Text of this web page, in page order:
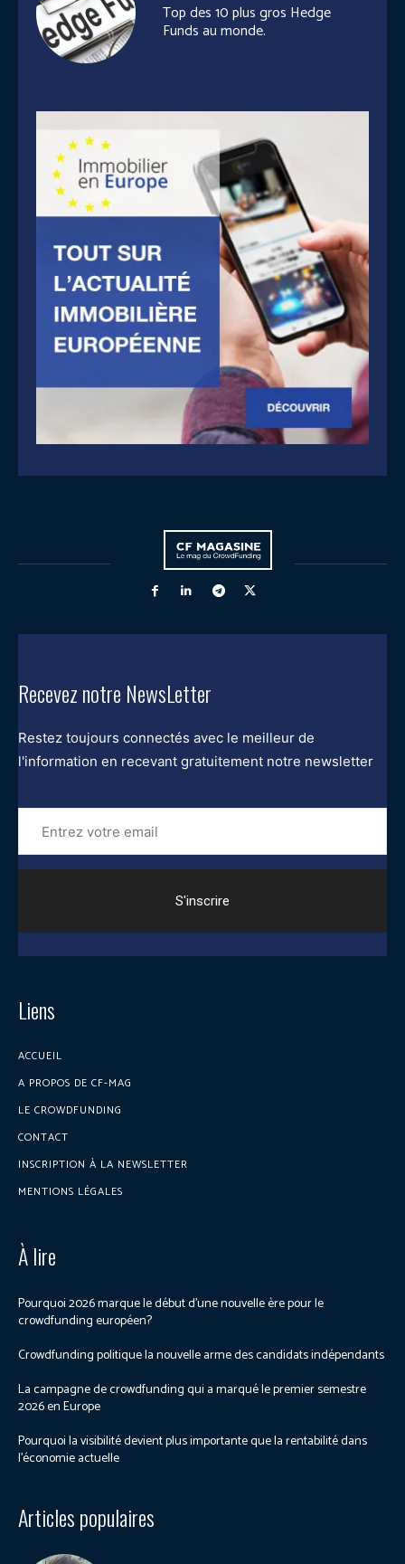
Top des 10 plus gros Hedge
Funds au monde.
Recevez notre NewsLetter
Restez toujours connectés avec le meilleur de
l'information en recevant gratuitement notre newsletter
Entrez
votre
email
Liens
ACCUEIL
A PROPOS DE CF-MAG
LE CROWDFUNDING
CONTACT
INSCRIPTION À LA NEWSLETTER
MENTIONS LÉGALES
À lire
Pourquoi 2026 marque le début d’une nouvelle ère pour le
crowdfunding européen?
Crowdfunding politique la nouvelle arme des candidats indépendants
La campagne de crowdfunding qui a marqué le premier semestre
2026 en Europe
Pourquoi la visibilité devient plus importante que la rentabilité dans
l’économie actuelle
Articles populaires